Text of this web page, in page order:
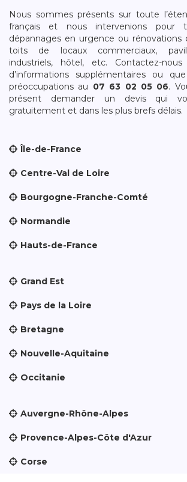
Nous sommes présents sur toute
français et nous intervenions pour
dépannages en urgence ou
toits de locaux commerciaux,
industriels, hôtel, etc. Contactez-
d’informations supplémentaires ou
préoccupations au 07 63 02 05 06.
présent demander un devis qui
gratuitement et dans les plus brefs délais.
Île-de-France
Centre-Val de Loire
Bourgogne-Franche-Comté
Normandie
Hauts-de-France
Grand Est
Pays de la Loire
Bretagne
Nouvelle-Aquitaine
Occitanie
Auvergne-Rhône-Alpes
Provence-Alpes-Côte d'Azur
Corse